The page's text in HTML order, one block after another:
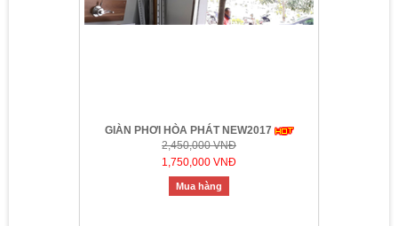
GIÀN PHƠI HÒA PHÁT NEW2017
2,450,000 VNĐ
1,750,000 VNĐ
Mua hàng